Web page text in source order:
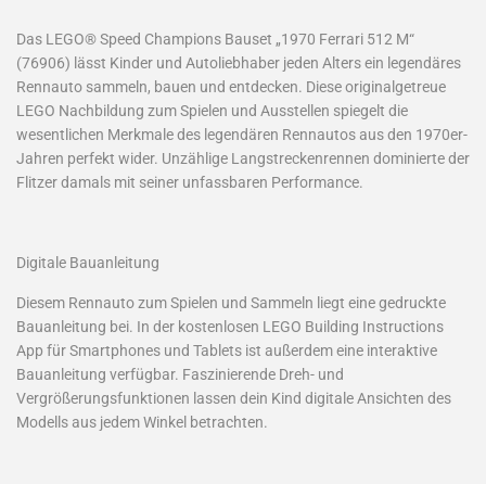
Das LEGO® Speed Champions Bauset „1970 Ferrari 512 M“
(76906) lässt Kinder und Autoliebhaber jeden Alters ein legendäres
Rennauto sammeln, bauen und entdecken. Diese originalgetreue
LEGO Nachbildung zum Spielen und Ausstellen spiegelt die
wesentlichen Merkmale des legendären Rennautos aus den 1970er-
Jahren perfekt wider. Unzählige Langstreckenrennen dominierte der
Flitzer damals mit seiner unfassbaren Performance.
Digitale Bauanleitung
Diesem Rennauto zum Spielen und Sammeln liegt eine gedruckte
Bauanleitung bei. In der kostenlosen LEGO Building Instructions
App für Smartphones und Tablets ist außerdem eine interaktive
Bauanleitung verfügbar. Faszinierende Dreh- und
Vergrößerungsfunktionen lassen dein Kind digitale Ansichten des
Modells aus jedem Winkel betrachten.